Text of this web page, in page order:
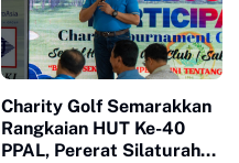
Charity Golf Semarakkan
Rangkaian HUT Ke-40
PPAL, Pererat Silaturahmi